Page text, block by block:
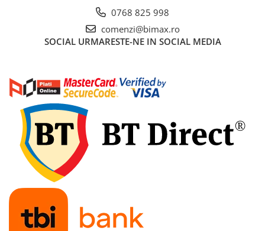
Incarcator Trotineta Electrica
Controller Trotineta Electrica
Acceleratie Trotineta Electrica
Kit Frână Hidraulică
Franare Trotineta Electrica
Aparatori Noroi Trotineta Electrica
Electrice Diverse, Contacte,
Butoane
Lumini Trotinete Electrice
Piese Kugoo
Kukirin M4 MAX
Kukirin S1 MAX 2025-2026
KuKirin G2
0768 825 998
comenzi@bimax.ro
SOCIAL URMARESTE-NE IN SOCIAL MEDIA